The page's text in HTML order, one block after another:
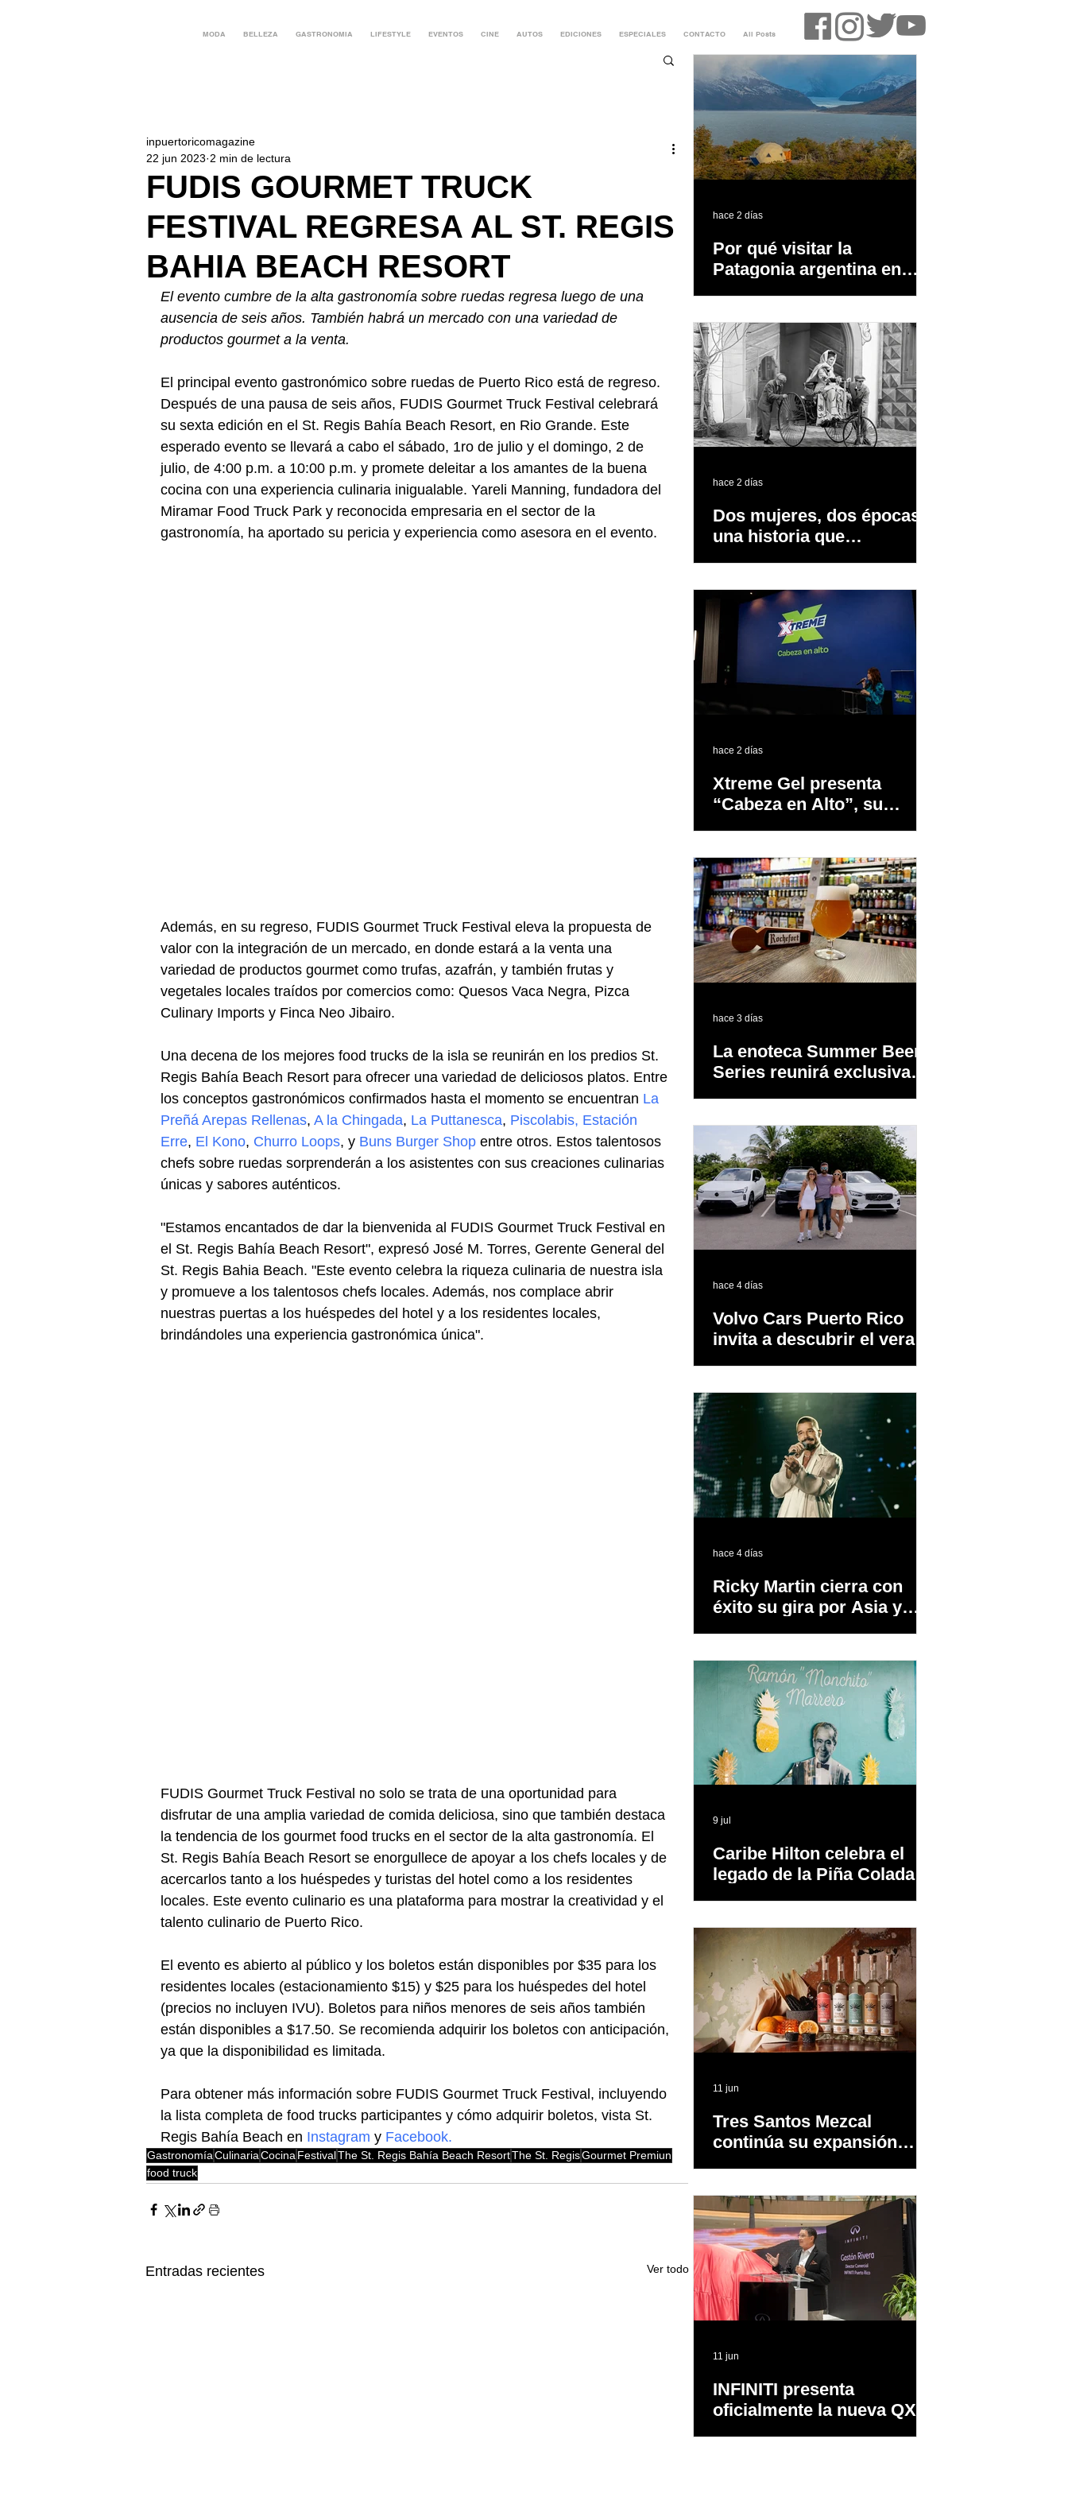
MODA BELLEZA GASTRONOMIA LIFESTYLE EVENTOS CINE AUTOS EDICIONES ESPECIALES CONTACTO All Posts
FUDIS GOURMET TRUCK
FESTIVAL REGRESA AL ST. REGIS
BAHIA BEACH RESORT
inpuertoricomagazine
22 jun 2023 2 min de lectura
El evento cumbre de la alta gastronomía sobre ruedas regresa luego de una
ausencia de seis años. También habrá un mercado con una variedad de
productos gourmet a la venta.
El principal evento gastronómico sobre ruedas de Puerto Rico está de regreso.
Después de una pausa de seis años, FUDIS Gourmet Truck Festival celebrará
su sexta edición en el St. Regis Bahía Beach Resort, en Rio Grande. Este
esperado evento se llevará a cabo el sábado, 1ro de julio y el domingo, 2 de
julio, de 4:00 p.m. a 10:00 p.m. y promete deleitar a los amantes de la buena
cocina con una experiencia culinaria inigualable. Yareli Manning, fundadora del
Miramar Food Truck Park y reconocida empresaria en el sector de la
gastronomía, ha aportado su pericia y experiencia como asesora en el evento.
Además, en su regreso, FUDIS Gourmet Truck Festival eleva la propuesta de
valor con la integración de un mercado, en donde estará a la venta una
variedad de productos gourmet como trufas, azafrán, y también frutas y
vegetales locales traídos por comercios como: Quesos Vaca Negra, Pizca
Culinary Imports y Finca Neo Jibairo.
Una decena de los mejores food trucks de la isla se reunirán en los predios St.
Regis Bahía Beach Resort para ofrecer una variedad de deliciosos platos. Entre
los conceptos gastronómicos confirmados hasta el momento se encuentran La
Preñá Arepas Rellenas, A la Chingada, La Puttanesca, Piscolabis, Estación
Erre, El Kono, Churro Loops, y Buns Burger Shop entre otros. Estos talentosos
chefs sobre ruedas sorprenderán a los asistentes con sus creaciones culinarias
únicas y sabores auténticos.
"Estamos encantados de dar la bienvenida al FUDIS Gourmet Truck Festival en
el St. Regis Bahía Beach Resort", expresó José M. Torres, Gerente General del
St. Regis Bahia Beach. "Este evento celebra la riqueza culinaria de nuestra isla
y promueve a los talentosos chefs locales. Además, nos complace abrir
nuestras puertas a los huéspedes del hotel y a los residentes locales,
brindándoles una experiencia gastronómica única".
FUDIS Gourmet Truck Festival no solo se trata de una oportunidad para
disfrutar de una amplia variedad de comida deliciosa, sino que también destaca
la tendencia de los gourmet food trucks en el sector de la alta gastronomía. El
St. Regis Bahía Beach Resort se enorgullece de apoyar a los chefs locales y de
acercarlos tanto a los huéspedes y turistas del hotel como a los residentes
locales. Este evento culinario es una plataforma para mostrar la creatividad y el
talento culinario de Puerto Rico.
El evento es abierto al público y los boletos están disponibles por $35 para los
residentes locales (estacionamiento $15) y $25 para los huéspedes del hotel
(precios no incluyen IVU). Boletos para niños menores de seis años también
están disponibles a $17.50. Se recomienda adquirir los boletos con anticipación,
ya que la disponibilidad es limitada.
Para obtener más información sobre FUDIS Gourmet Truck Festival, incluyendo
la lista completa de food trucks participantes y cómo adquirir boletos, vista St.
Regis Bahía Beach en Instagram y Facebook.
GastronomíaCulinariaCocina FestivalThe St. Regis Bahía Beach ResortThe St. RegisGourmet Premiun
food truck
Entradas recientes Ver todo
Por qué visitar la
Patagonia argentina en
hace 2 días
Dos mujeres, dos épocas y
una historia que
hace 2 días
Xtreme Gel presenta
“Cabeza en Alto”, su
producido completamente
en Puerto Rico
hace 2 días
La enoteca Summer Beer
Series reunirá exclusivas
público
hace 3 días
Volvo Cars Puerto Rico
invita a descubrir el verano
hace 4 días
Ricky Martin cierra con
éxito su gira por Asia y
hace 4 días
Caribe Hilton celebra el
legado de la Piña Colada,
9 jul
Tres Santos Mezcal
continúa su expansión
11 jun
INFINITI presenta
oficialmente la nueva QX65
11 jun